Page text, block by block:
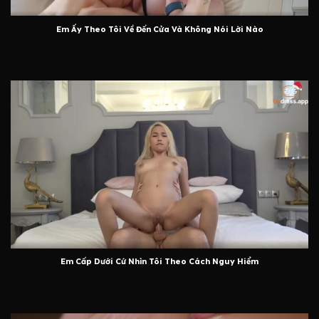
Em Ấy Theo Tôi Về Đến Cửa Và Không Nói Lời Nào
Em Cấp Dưới Cứ Nhìn Tôi Theo Cách Nguy Hiểm